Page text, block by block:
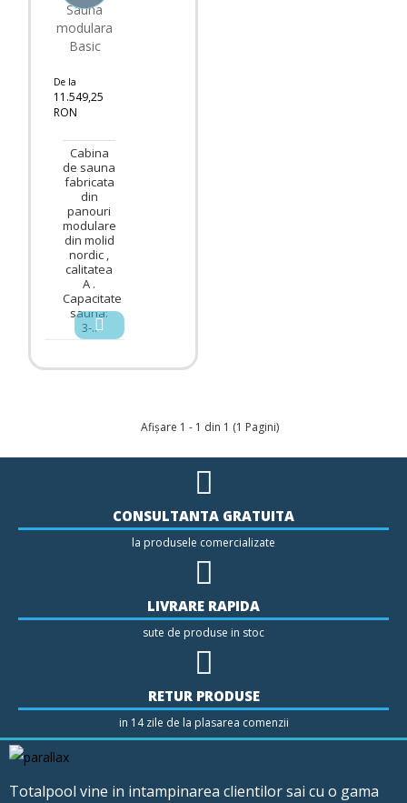
Sauna
modulara
Basic
De la
11.549,25
RON
Cabina
de sauna
fabricata
din
panouri
modulare
din molid
nordic ,
calitatea
A .
Capacitate
sauna:
3-..
Afişare 1 - 1 din 1 (1 Pagini)
CONSULTANTA GRATUITA
la produsele comercializate
LIVRARE RAPIDA
sute de produse in stoc
RETUR PRODUSE
in 14 zile de la plasarea comenzii
Totalpool vine in intampinarea clientilor sai cu o gama